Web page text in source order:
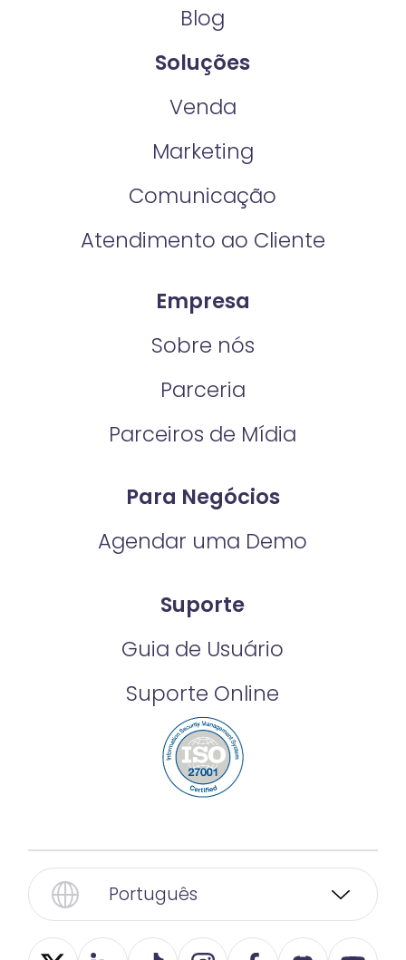
Blog
Soluções
Venda
Marketing
Comunicação
Atendimento ao Cliente
Empresa
Sobre nós
Parceria
Parceiros de Mídia
Para Negócios
Agendar uma Demo
Suporte
Guia de Usuário
Suporte Online
Português